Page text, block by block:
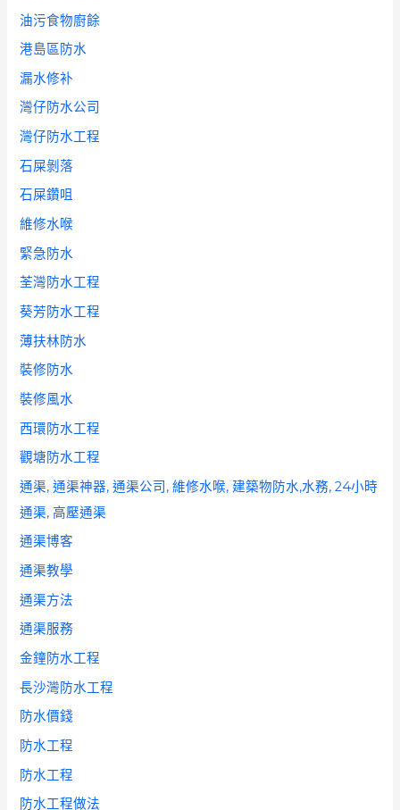
油污食物廚餘
港島區防水
漏水修补
灣仔防水公司
灣仔防水工程
石屎剝落
石屎鑽咀
維修水喉
緊急防水
荃灣防水工程
葵芳防水工程
薄扶林防水
裝修防水
裝修風水
西環防水工程
觀塘防水工程
通渠, 通渠神器, 通渠公司, 維修水喉, 建築物防水,水務, 24小時
通渠, 高壓通渠
通渠博客
通渠教學
通渠方法
通渠服務
金鐘防水工程
長沙灣防水工程
防水價錢
防水工程
防水工程
防水工程做法